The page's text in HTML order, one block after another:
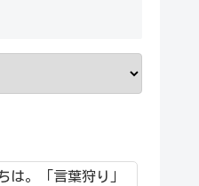
は。「言葉狩り」